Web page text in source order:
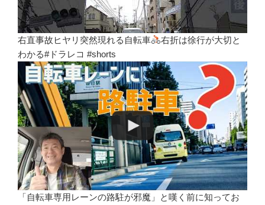
右直事故ヒヤリ突然現れる自転車
右折は徐行が大切と
わかる#ドラレコ #shorts
「自転車専用レーンの路駐が邪魔」と嘆く前に知ってお